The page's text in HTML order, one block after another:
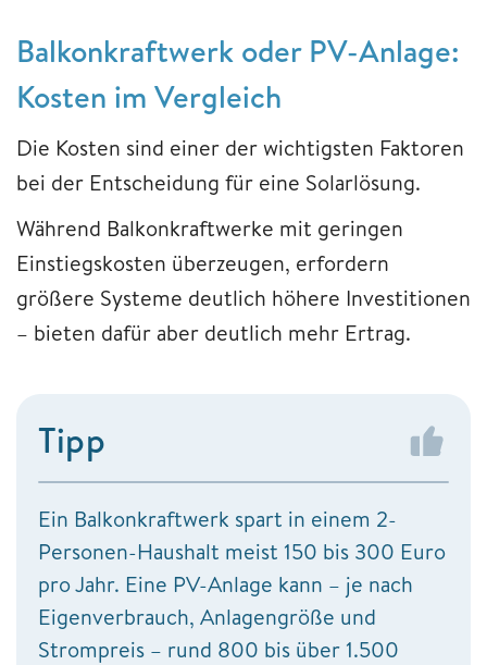
Balkonkraftwerk oder PV-Anlage:
Kosten im Vergleich
Die Kosten sind einer der wichtigsten Faktoren
bei der Entscheidung für eine Solarlösung.
Während Balkonkraftwerke mit geringen
Einstiegskosten überzeugen, erfordern
größere Systeme deutlich höhere Investitionen
– bieten dafür aber deutlich mehr Ertrag.
Tipp
Ein Balkonkraftwerk spart in einem 2-
Personen-Haushalt meist 150 bis 300 Euro
pro Jahr. Eine PV-Anlage kann – je nach
Eigenverbrauch, Anlagengröße und
Strompreis – rund 800 bis über 1.500